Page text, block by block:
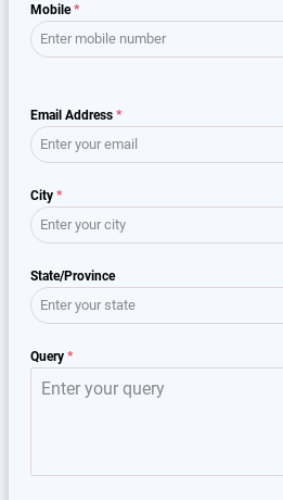
Mobile*
Email Address *
City *
State/Province
Query *